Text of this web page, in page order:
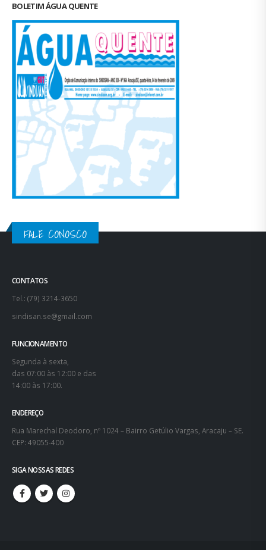
BOLETIM ÁGUA QUENTE
FALE CONOSCO
CONTATOS
Tel.: (79) 3214-3650
sindisan.se@gmail.com
FUNCIONAMENTO
Segunda à sexta,
das 07:00 às 12:00 e das
14:00 às 17:00.
ENDEREÇO
Rua Marechal Deodoro, nº 1024 – Bairro Getúlio Vargas, Aracaju – SE.
CEP: 49055-400
SIGA NOSSAS REDES